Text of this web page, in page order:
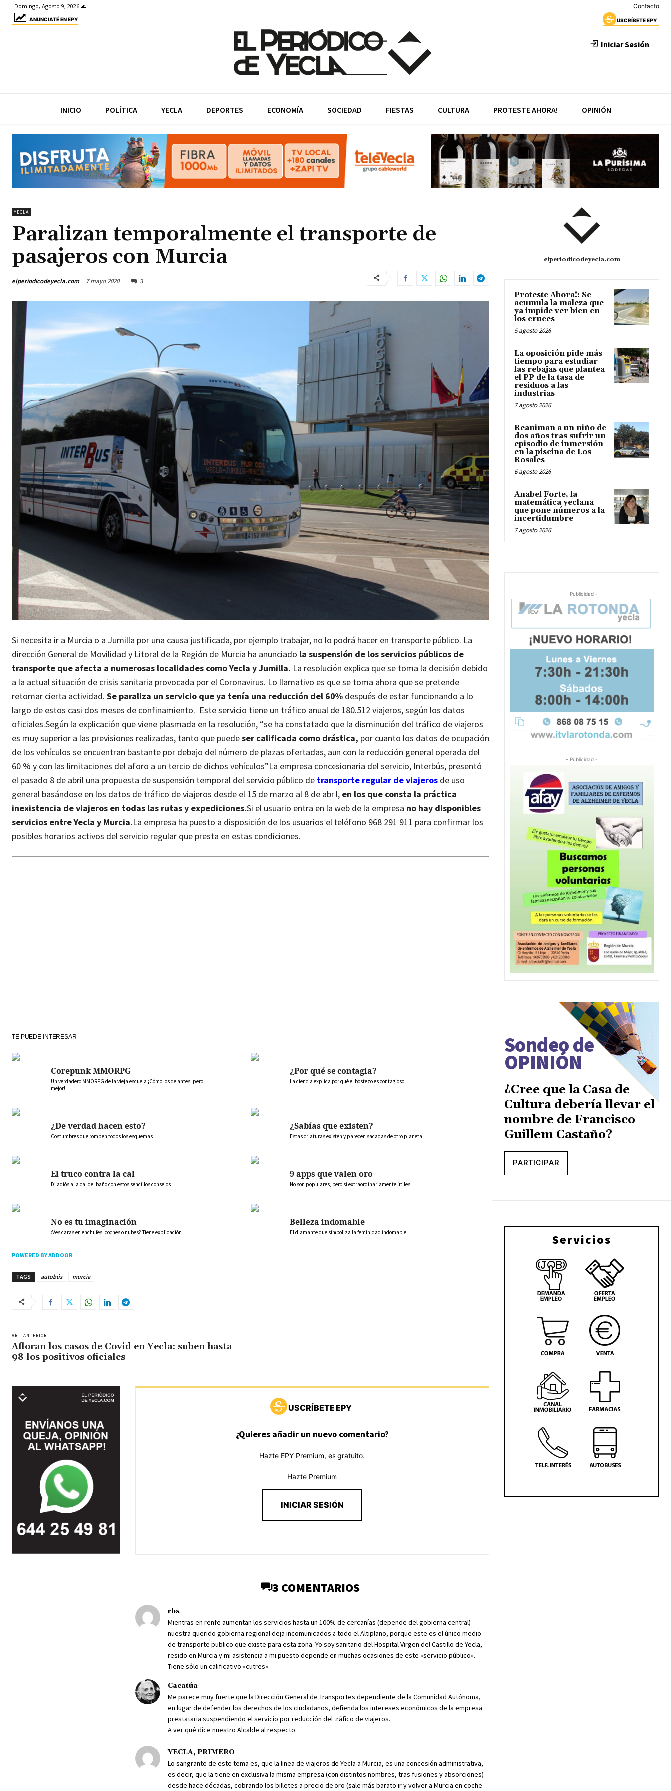
Domingo, Agosto 9, 2026 🌊 Contacto
ANUNCIATÉ EN EPY USCRÍBETE EPY
Iniciar Sesión
INICIO POLÍTICA YECLA DEPORTES ECONOMÍA SOCIEDAD FIESTAS CULTURA PROTESTE AHORA! OPINIÓN
YECLA
Paralizan temporalmente el transporte de
pasajeros con Murcia
elperiodicodeyecla.com 7 mayo 2020 3
Si necesita ir a Murcia o a Jumilla por una causa justificada, por ejemplo trabajar, no lo podrá hacer en transporte público. La
dirección General de Movilidad y Litoral de la Región de Murcia ha anunciado la suspensión de los servicios públicos de
transporte que afecta a numerosas localidades como Yecla y Jumilla. La resolución explica que se toma la decisión debido
a la actual situación de crisis sanitaria provocada por el Coronavirus. Lo llamativo es que se toma ahora que se pretende
retomar cierta actividad. Se paraliza un servicio que ya tenía una reducción del 60% después de estar funcionando a lo
largo de estos casi dos meses de confinamiento. Este servicio tiene un tráfico anual de 180.512 viajeros, según los datos
oficiales.Según la explicación que viene plasmada en la resolución, “se ha constatado que la disminución del tráfico de viajeros
es muy superior a las previsiones realizadas, tanto que puedeser calificada como drástica, por cuanto los datos de ocupación
de los vehículos se encuentran bastante por debajo del número de plazas ofertadas, aun con la reducción general operada del
60 % y con las limitaciones del aforo a un tercio de dichos vehículos”La empresa concesionaria del servicio, Interbús, presentó
el pasado 8 de abril una propuesta de suspensión temporal del servicio público de transporte regular de viajeros de uso
general basándose en los datos de tráfico de viajeros desde el 15 de marzo al 8 de abril, en los que consta la práctica
inexistencia de viajeros en todas las rutas y expediciones.Si el usuario entra en la web de la empresa no hay disponibles
servicios entre Yecla y Murcia.La empresa ha puesto a disposición de los usuarios el teléfono 968 291 911 para confirmar los
posibles horarios activos del servicio regular que presta en estas condiciones.
TE PUEDE INTERESAR
Corepunk MMORPG
Un verdadero MMORPG de la vieja escuela ¡Cómo los de antes, pero
mejor!
¿Por qué se contagia?
La ciencia explica por qué el bostezo es contagioso
¿De verdad hacen esto?
Costumbres que rompen todos los esquemas
¿Sabías que existen?
Estas criaturas existen y parecen sacadas de otro planeta
El truco contra la cal
Di adiós a la cal del baño con estos sencillos consejos
9 apps que valen oro
No son populares, pero sí extraordinariamente útiles
No es tu imaginación
¿Ves caras en enchufes, coches o nubes? Tiene explicación
Belleza indomable
El diamante que simboliza la feminidad indomable
POWERED BY ADDOOR
TAGS autobús murcia
ART. ANTERIOR
Afloran los casos de Covid en Yecla: suben hasta
98 los positivos oficiales
USCRÍBETE EPY
¿Quieres añadir un nuevo comentario?
Hazte EPY Premium, es gratuito.
Hazte Premium
INICIAR SESIÓN
3 COMENTARIOS
rbs
Mientras en renfe aumentan los servicios hasta un 100% de cercanías (depende del gobierna central)
nuestra querido gobierna regional deja incomunicados a todo el Altiplano, porque este es el único medio
de transporte publico que existe para esta zona. Yo soy sanitario del Hospital Virgen del Castillo de Yecla,
resido en Murcia y mi asistencia a mi puesto depende en muchas ocasiones de este «servicio público».
Tiene sólo un calificativo «cutres».
Cacatúa
Me parece muy fuerte que la Dirección General de Transportes dependiente de la Comunidad Autónoma,
en lugar de defender los derechos de los ciudadanos, defienda los intereses económicos de la empresa
prestataria suspendiendo el servicio por reducción del tráfico de viajeros.
A ver qué dice nuestro Alcalde al respecto.
YECLA, PRIMERO
Lo sangrante de este tema es, que la linea de viajeros de Yecla a Murcia, es una concesión administrativa,
es decir, que la tiene en exclusiva la misma empresa (con distintos nombres, tras fusiones y absorciones)
desde hace décadas, cobrando los billetes a precio de oro (sale más barato ir y volver a Murcia en coche
elperiodicodeyecla.com
Proteste Ahora!: Se
acumula la maleza que
ya impide ver bien en
los cruces
5 agosto 2026
La oposición pide más
tiempo para estudiar
las rebajas que plantea
el PP de la tasa de
residuos a las
industrias
7 agosto 2026
Reaniman a un niño de
dos años tras sufrir un
episodio de inmersión
en la piscina de Los
Rosales
6 agosto 2026
Anabel Forte, la
matemática yeclana
que pone números a la
incertidumbre
7 agosto 2026
- Publicidad -
- Publicidad -
Sondeo de
OPINIÓN
¿Cree que la Casa de
Cultura debería llevar el
nombre de Francisco
Guillem Castaño?
PARTICIPAR
Servicios